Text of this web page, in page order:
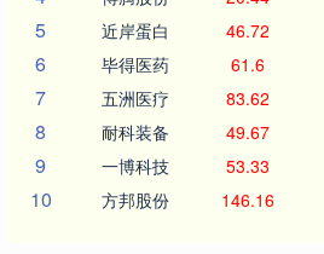
5 近岸蛋白 46.72
6 毕得医药 61.6
7 五洲医疗 83.62
8 耐科装备 49.67
9 一博科技 53.33
10 方邦股份 146.16